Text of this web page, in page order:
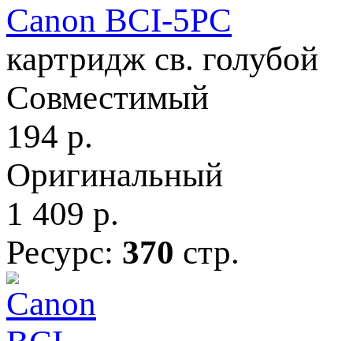
Canon BCI-5PC
картридж св. голубой
Совместимый
194 р.
Оригинальный
1 409 р.
Ресурс: 370 стр.